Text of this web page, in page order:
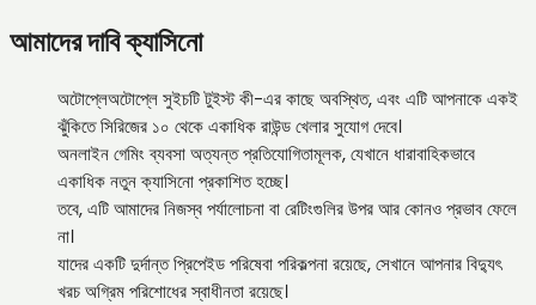
আমাদের দাবি ক্যাসিনো
অটোপ্লেঅটোপ্লে সুইচটি টুইস্ট কী-এর কাছে অবস্থিত, এবং এটি আপনাকে একই
ঝুঁকিতে সিরিজের ১০ থেকে একাধিক রাউন্ড খেলার সুযোগ দেবে।
অনলাইন গেমিং ব্যবসা অত্যন্ত প্রতিযোগিতামূলক, যেখানে ধারাবাহিকভাবে
একাধিক নতুন ক্যাসিনো প্রকাশিত হচ্ছে।
তবে, এটি আমাদের নিজস্ব পর্যালোচনা বা রেটিংগুলির উপর আর কোনও প্রভাব ফেলে
না।
যাদের একটি দুর্দান্ত প্রিপেইড পরিষেবা পরিকল্পনা রয়েছে, সেখানে আপনার বিদ্যুৎ
খরচ অগ্রিম পরিশোধের স্বাধীনতা রয়েছে।